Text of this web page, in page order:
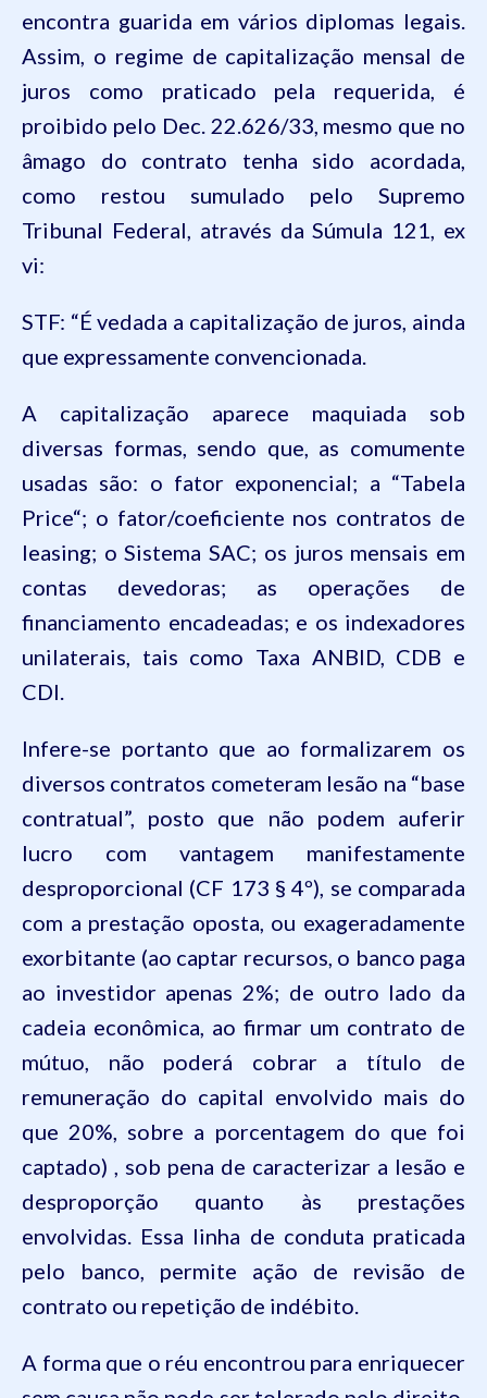
encontra guarida em vários diplomas legais.
Assim, o regime de capitalização mensal de
juros como praticado pela requerida, é
proibido pelo Dec. 22.626/33, mesmo que no
âmago do contrato tenha sido acordada,
como restou sumulado pelo Supremo
Tribunal Federal, através da Súmula 121, ex
vi:
STF: “É vedada a capitalização de juros, ainda
que expressamente convencionada.
A capitalização aparece maquiada sob
diversas formas, sendo que, as comumente
usadas são: o fator exponencial; a “Tabela
Price“; o fator/coeficiente nos contratos de
leasing; o Sistema SAC; os juros mensais em
contas devedoras; as operações de
financiamento encadeadas; e os indexadores
unilaterais, tais como Taxa ANBID, CDB e
CDI.
Infere-se portanto que ao formalizarem os
diversos contratos cometeram lesão na “base
contratual”, posto que não podem auferir
lucro com vantagem manifestamente
desproporcional (CF 173 § 4º), se comparada
com a prestação oposta, ou exageradamente
exorbitante (ao captar recursos, o banco paga
ao investidor apenas 2%; de outro lado da
cadeia econômica, ao firmar um contrato de
mútuo, não poderá cobrar a título de
remuneração do capital envolvido mais do
que 20%, sobre a porcentagem do que foi
captado) , sob pena de caracterizar a lesão e
desproporção quanto às prestações
envolvidas. Essa linha de conduta praticada
pelo banco, permite ação de revisão de
contrato ou repetição de indébito.
A forma que o réu encontrou para enriquecer